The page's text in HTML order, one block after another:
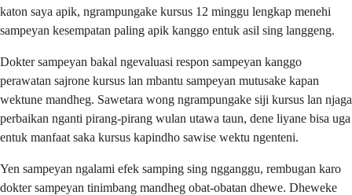
katon saya apik, ngrampungake kursus 12 minggu lengkap menehi
sampeyan kesempatan paling apik kanggo entuk asil sing langgeng.
Dokter sampeyan bakal ngevaluasi respon sampeyan kanggo
perawatan sajrone kursus lan mbantu sampeyan mutusake kapan
wektune mandheg. Sawetara wong ngrampungake siji kursus lan njaga
perbaikan nganti pirang-pirang wulan utawa taun, dene liyane bisa uga
entuk manfaat saka kursus kapindho sawise wektu ngenteni.
Yen sampeyan ngalami efek samping sing ngganggu, rembugan karo
dokter sampeyan tinimbang mandheg obat-obatan dhewe. Dheweke